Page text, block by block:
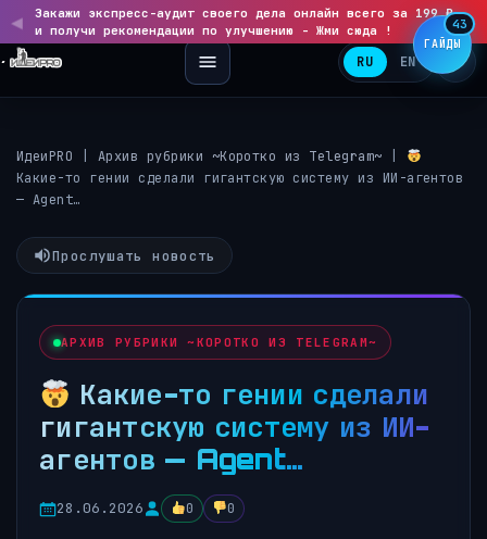
◀
Закажи экспресс-аудит своего дела онлайн всего за 199 ₽
и получи рекомендации по улучшению - Жми сюда !
▶
RU EN
ИдеиPRO Архив рубрики ~Коротко из Telegram~
Какие-то гении сделали гигантскую систему из ИИ-агентов
— Agent…
Прослушать новость
АРХИВ РУБРИКИ ~КОРОТКО ИЗ TELEGRAM~
Какие-то гении сделали
гигантскую систему из ИИ-
агентов — Agent…
28.06.2026 0 0
ГАЙДЫ
43